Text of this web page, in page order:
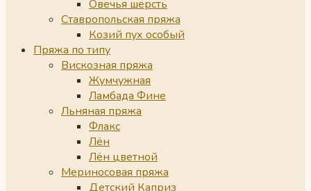
Овечья шерсть
Ставропольская пряжа
Козий пух особый
Пряжа по типу
Вискозная пряжа
Жумчужная
Ламбада Фине
Льняная пряжа
Флакс
Лён
Лён цветной
Мериносовая пряжа
Детский Каприз